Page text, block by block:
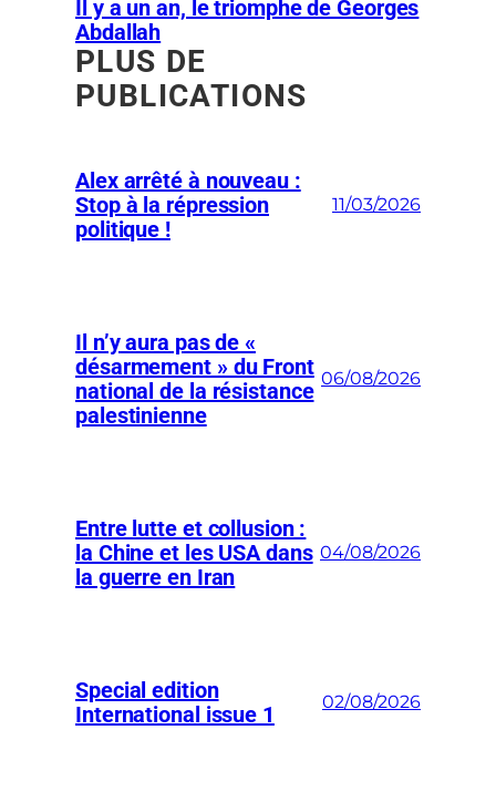
Il y a un an, le triomphe de Georges
Abdallah
PLUS DE
PUBLICATIONS
Alex arrêté à nouveau :
Stop à la répression
politique !
11/03/2026
Il n’y aura pas de «
désarmement » du Front
national de la résistance
palestinienne
06/08/2026
Entre lutte et collusion :
la Chine et les USA dans
la guerre en Iran
04/08/2026
Special edition
International issue 1
02/08/2026